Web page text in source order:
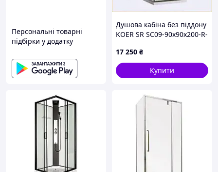
Персональні товарні
підбірки у додатку
Душова кабіна без піддону
KOER SR SC09-90x90x200-R-
CLEAN 6мм хром (KR5770),
4A1765P80
17 250 ₴
Купити